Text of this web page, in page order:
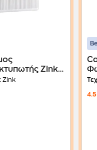
Zink 2
Zink
4.5